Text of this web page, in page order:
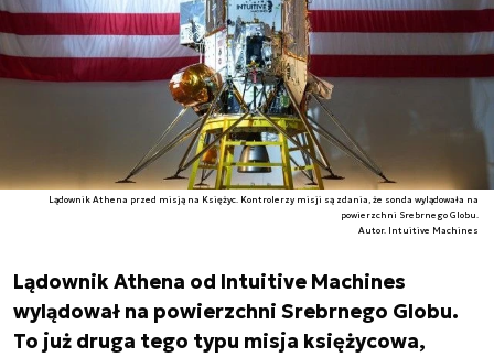
Lądownik Athena przed misją na Księżyc. Kontrolerzy misji są zdania, że sonda wylądowała na
powierzchni Srebrnego Globu.
Autor. Intuitive Machines
Lądownik Athena od Intuitive Machines
wylądował na powierzchni Srebrnego Globu.
To już druga tego typu misja księżycowa,